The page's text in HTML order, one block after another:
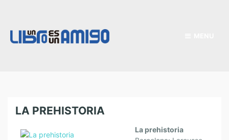
LA PREHISTORIA
La prehistoria